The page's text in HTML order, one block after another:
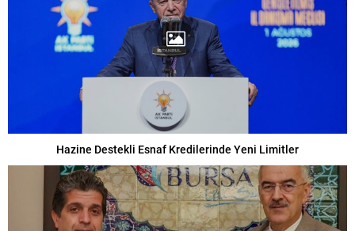
Hazine Destekli Esnaf Kredilerinde Yeni Limitler